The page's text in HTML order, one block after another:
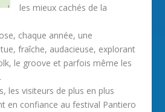
les mieux cachés de la
chaque année, une
fraîche, audacieuse, explorant
le groove et parfois même les
les visiteurs de plus en plus
en confiance au festival Pantiero